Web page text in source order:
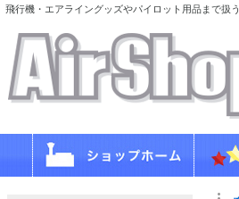
飛行機・エアライングッズやパイロット用品まで扱